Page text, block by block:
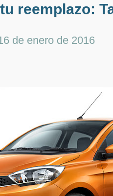
reemplazo:
de enero de 2016